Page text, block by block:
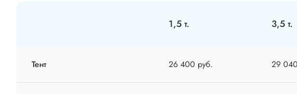
1,5 т. 3,5 т.
Тент 26 400 руб. 29